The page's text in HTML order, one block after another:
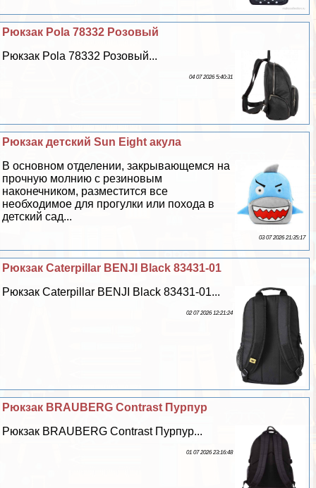
Рюкзак Pola 78332 Розовый
Рюкзак Pola 78332 Розовый...
04 07 2026 5:40:31
Рюкзак детский Sun Eight акула
В основном отделении, закрывающемся на
прочную молнию с резиновым
наконечником, разместится все
необходимое для прогулки или похода в
детский сад...
03 07 2026 21:35:17
Рюкзак Caterpillar BENJI Black 83431-01
Рюкзак Caterpillar BENJI Black 83431-01...
02 07 2026 12:21:24
Рюкзак BRAUBERG Contrast Пурпур
Рюкзак BRAUBERG Contrast Пурпур...
01 07 2026 23:16:48